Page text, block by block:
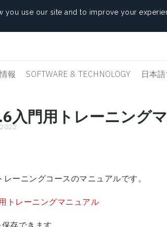
you use our site and to improve your
報 SOFTWARE & TECHNOLOGY 日本
入門用トレーニング
ーニングコースのマニュアルです。
トレーニングマニュアル
存できます。